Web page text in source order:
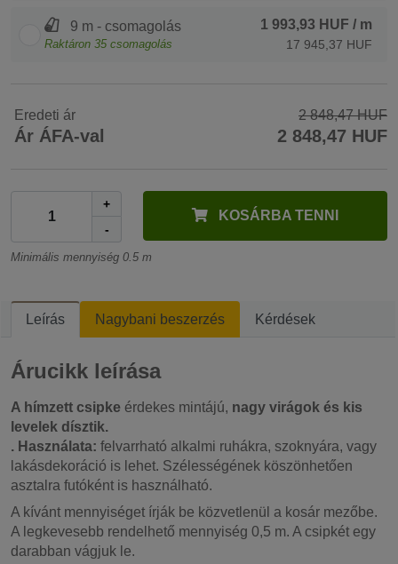
9 m - csomagolás
Raktáron 35 csomagolás
1 993,93 HUF / m
17 945,37 HUF
Eredeti ár 2 848,47 HUF
Ár ÁFA-val 2 848,47 HUF
+
-
KOSÁRBA TENNI
Minimális mennyiség 0.5 m
Leírás Nagybani beszerzés Kérdések
Árucikk leírása
A hímzett csipke érdekes mintájú, nagy virágok és kis
levelek dísztik.
. Használata: felvarrható alkalmi ruhákra, szoknyára, vagy
lakásdekoráció is lehet. Szélességének köszönhetően
asztalra futóként is használható.
A kívánt mennyiséget írják be közvetlenül a kosár mezőbe.
A legkevesebb rendelhető mennyiség 0,5 m. A csipkét egy
darabban vágjuk le.